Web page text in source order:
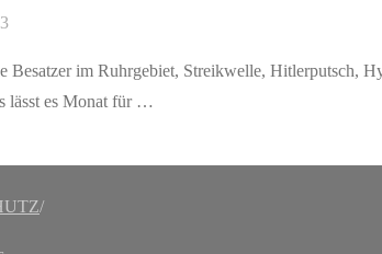
im Ruhrgebiet, Streikwelle, Hitlerputsch,
lässt es Monat für …
/